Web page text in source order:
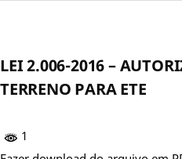
LEI 2.006-2016 –
TERRENO PARA ETE
1